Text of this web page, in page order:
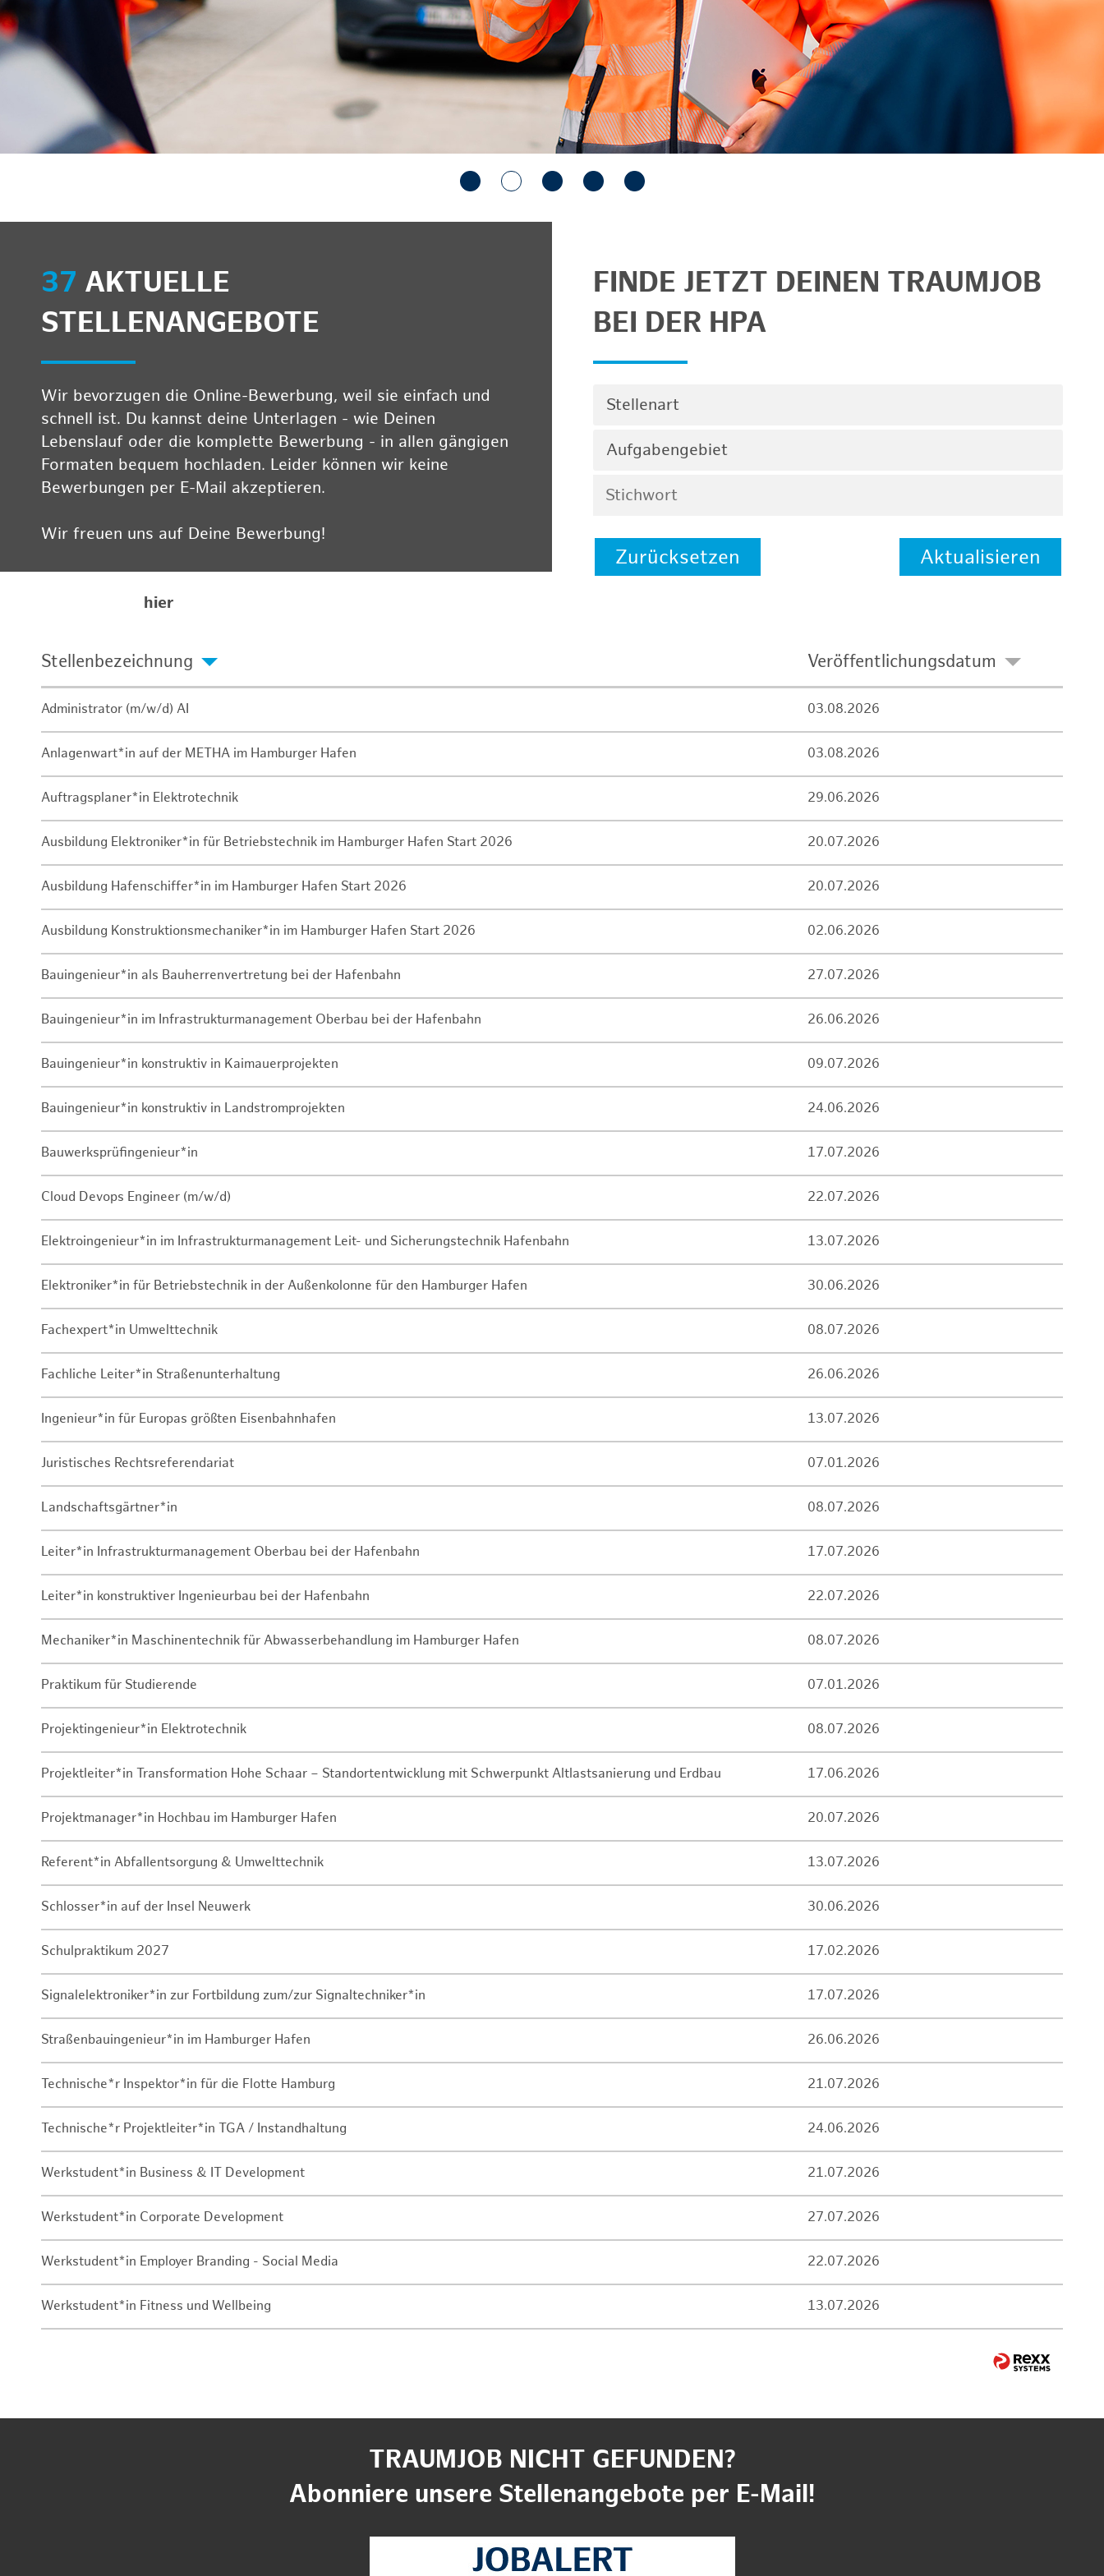
anzeigen/schließen
37 AKTUELLE
STELLENANGEBOTE
Wir bevorzugen die Online-Bewerbung, weil sie einfach und
schnell ist. Du kannst deine Unterlagen - wie Deinen
Lebenslauf oder die komplette Bewerbung - in allen gängigen
Formaten bequem hochladen. Leider können wir keine
Bewerbungen per E-Mail akzeptieren.
Wir freuen uns auf Deine Bewerbung!
hier
FINDE JETZT DEINEN TRAUMJOB
BEI DER HPA
Stellenart
Aufgabengebiet
Zurücksetzen Aktualisieren
Stellenbezeichnung Veröffentlichungsdatum
Administrator (m/w/d) AI 03.08.2026
Anlagenwart*in auf der METHA im Hamburger Hafen 03.08.2026
Auftragsplaner*in Elektrotechnik 29.06.2026
Ausbildung Elektroniker*in für Betriebstechnik im Hamburger Hafen Start 2026 20.07.2026
Ausbildung Hafenschiffer*in im Hamburger Hafen Start 2026 20.07.2026
Ausbildung Konstruktionsmechaniker*in im Hamburger Hafen Start 2026 02.06.2026
Bauingenieur*in als Bauherrenvertretung bei der Hafenbahn 27.07.2026
Bauingenieur*in im Infrastrukturmanagement Oberbau bei der Hafenbahn 26.06.2026
Bauingenieur*in konstruktiv in Kaimauerprojekten 09.07.2026
Bauingenieur*in konstruktiv in Landstromprojekten 24.06.2026
Bauwerksprüfingenieur*in 17.07.2026
Cloud Devops Engineer (m/w/d) 22.07.2026
Elektroingenieur*in im Infrastrukturmanagement Leit- und Sicherungstechnik Hafenbahn 13.07.2026
Elektroniker*in für Betriebstechnik in der Außenkolonne für den Hamburger Hafen 30.06.2026
Fachexpert*in Umwelttechnik 08.07.2026
Fachliche Leiter*in Straßenunterhaltung 26.06.2026
Ingenieur*in für Europas größten Eisenbahnhafen 13.07.2026
Juristisches Rechtsreferendariat 07.01.2026
Landschaftsgärtner*in 08.07.2026
Leiter*in Infrastrukturmanagement Oberbau bei der Hafenbahn 17.07.2026
Leiter*in konstruktiver Ingenieurbau bei der Hafenbahn 22.07.2026
Mechaniker*in Maschinentechnik für Abwasserbehandlung im Hamburger Hafen 08.07.2026
Praktikum für Studierende 07.01.2026
Projektingenieur*in Elektrotechnik 08.07.2026
Projektleiter*in Transformation Hohe Schaar – Standortentwicklung mit Schwerpunkt Altlastsanierung und Erdbau 17.06.2026
Projektmanager*in Hochbau im Hamburger Hafen 20.07.2026
Referent*in Abfallentsorgung & Umwelttechnik 13.07.2026
Schlosser*in auf der Insel Neuwerk 30.06.2026
Schulpraktikum 2027 17.02.2026
Signalelektroniker*in zur Fortbildung zum/zur Signaltechniker*in 17.07.2026
Straßenbauingenieur*in im Hamburger Hafen 26.06.2026
Technische*r Inspektor*in für die Flotte Hamburg 21.07.2026
Technische*r Projektleiter*in TGA / Instandhaltung 24.06.2026
Werkstudent*in Business & IT Development 21.07.2026
Werkstudent*in Corporate Development 27.07.2026
Werkstudent*in Employer Branding - Social Media 22.07.2026
Werkstudent*in Fitness und Wellbeing 13.07.2026
TRAUMJOB NICHT GEFUNDEN?
Abonniere unsere Stellenangebote per E-Mail!